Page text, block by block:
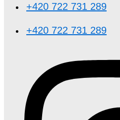
+420 722 731 289
+420 722 731 289